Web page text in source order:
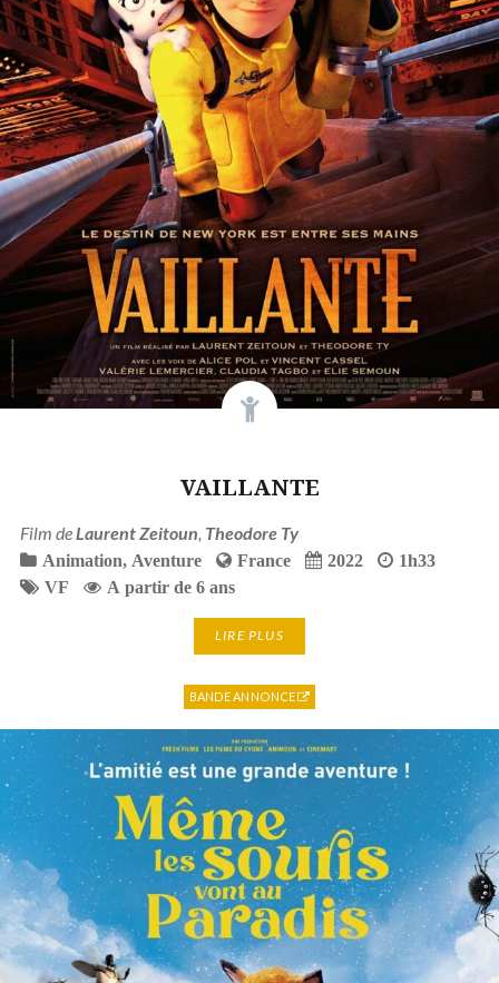
VAILLANTE
Film de Laurent Zeitoun Theodore Ty
Animation, Aventure France 2022
1h33
VF
A partir de 6 ans
LIRE PLUS
BANDE ANNONCE